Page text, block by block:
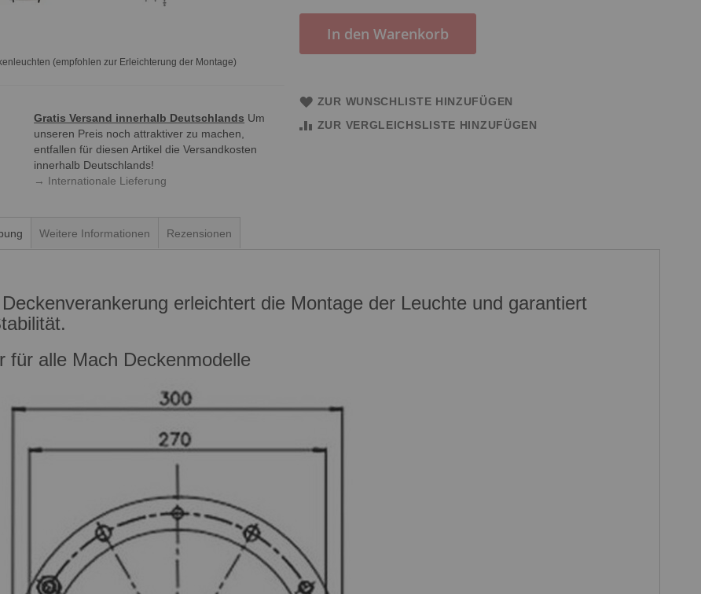
In den Warenkorb
ZUR WUNSCHLISTE HINZUFÜGEN
ZUR VERGLEICHSLISTE HINZUFÜGEN
(empfohlen zur Erleichterung der Montage)
Gratis Versand innerhalb Deutschlands Um
unseren Preis noch attraktiver zu machen,
entfallen für diesen Artikel die Versandkosten
innerhalb Deutschlands!
→ Internationale Lieferung
Deckenverankerung erleichtert die Montage der Leuchte und garantiert
für alle Mach Deckenmodelle
Weitere Informationen Rezensionen